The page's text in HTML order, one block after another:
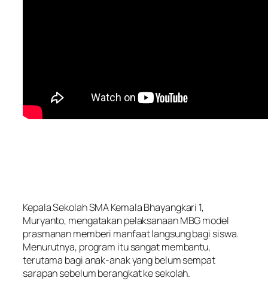
Kepala Sekolah SMA Kemala Bhayangkari 1,
Muryanto, mengatakan pelaksanaan MBG model
prasmanan memberi manfaat langsung bagi siswa.
Menurutnya, program itu sangat membantu,
terutama bagi anak-anak yang belum sempat
sarapan sebelum berangkat ke sekolah.